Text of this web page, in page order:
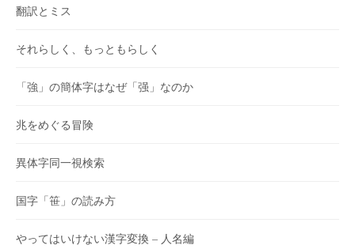
翻訳とミス
それらしく、もっともらしく
「強」の簡体字はなぜ「强」なのか
兆をめぐる冒険
異体字同一視検索
国字「笹」の読み方
やってはいけない漢字変換 – 人名編